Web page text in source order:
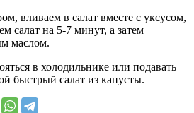
вливаем в салат вместе с уксусом,
салат на 5-7 минут, а затем
маслом.
в холодильнике или подавать
быстрый салат из капусты.